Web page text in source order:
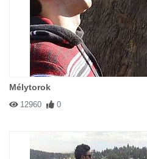
Mélytorok
12960 0